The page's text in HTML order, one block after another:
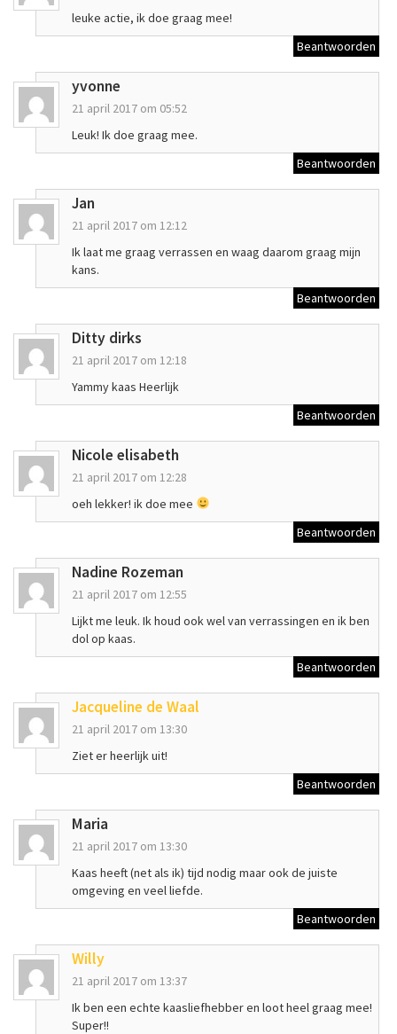
leuke actie, ik doe graag mee!
Beantwoorden
yvonne
21 april 2017 om 05:52
Leuk! Ik doe graag mee.
Beantwoorden
Jan
21 april 2017 om 12:12
Ik laat me graag verrassen en waag daarom graag mijn
kans.
Beantwoorden
Ditty dirks
21 april 2017 om 12:18
Yammy kaas Heerlijk
Beantwoorden
Nicole elisabeth
21 april 2017 om 12:28
oeh lekker! ik doe mee
Beantwoorden
Nadine Rozeman
21 april 2017 om 12:55
Lijkt me leuk. Ik houd ook wel van verrassingen en ik ben
dol op kaas.
Beantwoorden
Jacqueline de Waal
21 april 2017 om 13:30
Ziet er heerlijk uit!
Beantwoorden
Maria
21 april 2017 om 13:30
Kaas heeft (net als ik) tijd nodig maar ook de juiste
omgeving en veel liefde.
Beantwoorden
Willy
21 april 2017 om 13:37
Ik ben een echte kaasliefhebber en loot heel graag mee!
Super!!